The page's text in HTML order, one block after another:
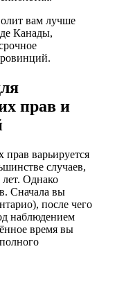
вам лучше
Канады,
прав и
прав варьируется
случаев,
лет. Однако
Сначала вы
после чего
наблюдением
время вы